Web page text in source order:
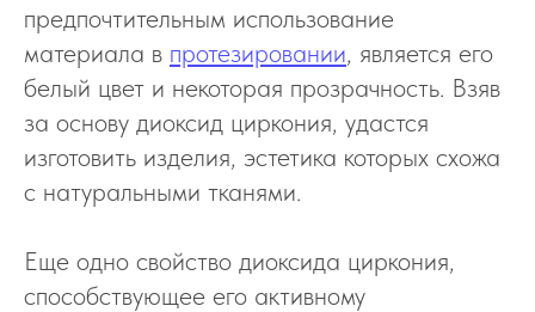
предпочтительным использование
материала в протезировании, является его
белый цвет и некоторая прозрачность. Взяв
за основу диоксид циркония, удастся
изготовить изделия, эстетика которых схожа
с натуральными тканями.
Еще одно свойство диоксида циркония,
способствующее его активному